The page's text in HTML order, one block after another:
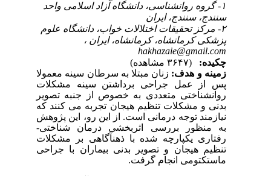
۱- گروه روانشناسی، دانشگاه آزاد اسلامی واحد
سنندج، سنندج، ایران
۲- مرکز تحقیقات اختلالات خواب، دانشگاه علوم
پزشکی کرمانشاه، کرمانشاه، ایران ،
hakhazaie@gmail.com
چکیده:
زمینه و هدف: زنان مبتلا به سرطان سینه معمولا
پس از عمل جراحی برداشتن سینه مشکلات
روانشناختی متعددی به خصوص از جنبه تصویر
بدنی و مشکلات تنظیم هیجان تجربه می­ کنند که
نیازمند توجه درمانی است. از این رو، این پژوهش
به منظور بررسی اثربخشی درمان شناختی-
رفتاری یکپارچه شده با ذهن­آگاهی بر مشکلات
تنظیم هیجان و تصویر بدنی بیماران با جراحی
ماستکتومی انجام گرفت.